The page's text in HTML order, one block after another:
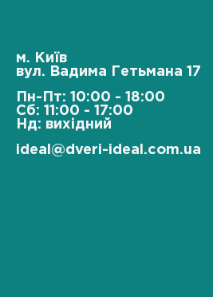
м. Київ
вул. Вадима Гетьмана 17
Пн-Пт: 10:00 - 18:00
Сб: 11:00 - 17:00
Нд: вихідний
ideal@dveri-ideal.com.ua